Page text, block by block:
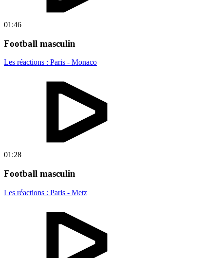
01:46
Football masculin
Les réactions : Paris - Monaco
01:28
Football masculin
Les réactions : Paris - Metz